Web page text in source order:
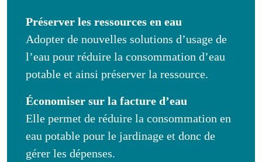
Préserver les ressources en eau
Adopter de nouvelles solutions d’usage de
l’eau pour réduire la consommation d’eau
potable et ainsi préserver la ressource.
Économiser sur la facture d’eau
Elle permet de réduire la consommation en
eau potable pour le jardinage et donc de
gérer les dépenses.